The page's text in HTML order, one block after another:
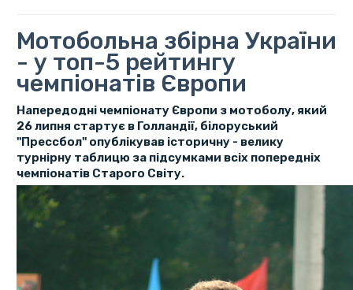
Мотобольна збірна України
- у топ-5 рейтингу
чемпіонатів Європи
Напередодні чемпіонату Європи з мотоболу, який
26 липня стартує в Голландії, білоруський
"Прессбол" опублікував історичну - велику
турнірну таблицю за підсумками всіх попередніх
чемпіонатів Старого Світу.